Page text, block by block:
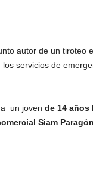
autor de un tiroteo
servicios de
un joven de 14 años
Siam Paragón